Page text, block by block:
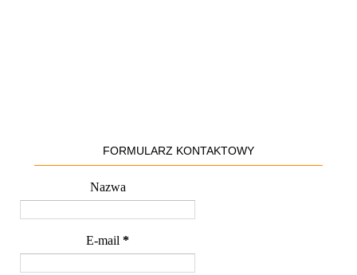
FORMULARZ KONTAKTOWY
Nazwa
E-mail *